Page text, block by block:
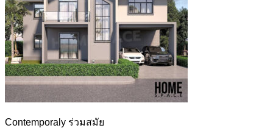
Contemporaly ร่วมสมัย